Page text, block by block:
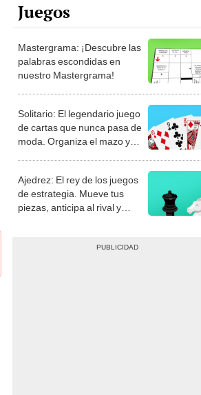
Juegos
Mastergrama: ¡Descubre las
palabras escondidas en
nuestro Mastergrama!
Solitario: El legendario juego
de cartas que nunca pasa de
moda. Organiza el mazo y
Ajedrez: El rey de los juegos
de estrategia. Mueve tus
piezas, anticipa al rival y